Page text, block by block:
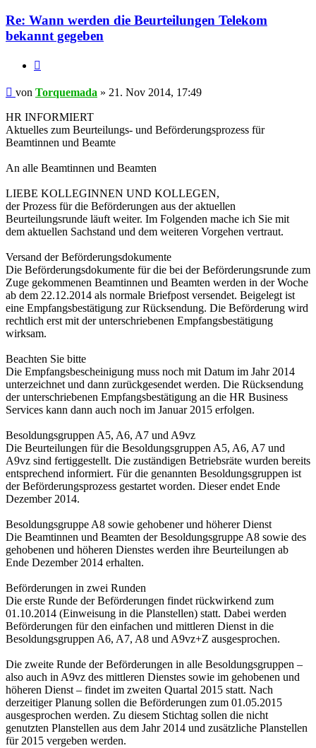
Re: Wann werden die Beurteilungen Telekom
bekannt gegeben
Beitrag
von Torquemada » 21. Nov 2014, 17:49
HR INFORMIERT
Aktuelles zum Beurteilungs- und Beförderungsprozess für
Beamtinnen und Beamte
An alle Beamtinnen und Beamten
LIEBE KOLLEGINNEN UND KOLLEGEN,
der Prozess für die Beförderungen aus der aktuellen
Beurteilungsrunde läuft weiter. Im Folgenden mache ich Sie mit
dem aktuellen Sachstand und dem weiteren Vorgehen vertraut.
Versand der Beförderungsdokumente
Die Beförderungsdokumente für die bei der Beförderungsrunde zum
Zuge gekommenen Beamtinnen und Beamten werden in der Woche
ab dem 22.12.2014 als normale Briefpost versendet. Beigelegt ist
eine Empfangsbestätigung zur Rücksendung. Die Beförderung wird
rechtlich erst mit der unterschriebenen Empfangsbestätigung
wirksam.
Beachten Sie bitte
Die Empfangsbescheinigung muss noch mit Datum im Jahr 2014
unterzeichnet und dann zurückgesendet werden. Die Rücksendung
der unterschriebenen Empfangsbestätigung an die HR Business
Services kann dann auch noch im Januar 2015 erfolgen.
Besoldungsgruppen A5, A6, A7 und A9vz
Die Beurteilungen für die Besoldungsgruppen A5, A6, A7 und
A9vz sind fertiggestellt. Die zuständigen Betriebsräte wurden bereits
entsprechend informiert. Für die genannten Besoldungsgruppen ist
der Beförderungsprozess gestartet worden. Dieser endet Ende
Dezember 2014.
Besoldungsgruppe A8 sowie gehobener und höherer Dienst
Die Beamtinnen und Beamten der Besoldungsgruppe A8 sowie des
gehobenen und höheren Dienstes werden ihre Beurteilungen ab
Ende Dezember 2014 erhalten.
Beförderungen in zwei Runden
Die erste Runde der Beförderungen findet rückwirkend zum
01.10.2014 (Einweisung in die Planstellen) statt. Dabei werden
Beförderungen für den einfachen und mittleren Dienst in die
Besoldungsgruppen A6, A7, A8 und A9vz+Z ausgesprochen.
Die zweite Runde der Beförderungen in alle Besoldungsgruppen –
also auch in A9vz des mittleren Dienstes sowie im gehobenen und
höheren Dienst – findet im zweiten Quartal 2015 statt. Nach
derzeitiger Planung sollen die Beförderungen zum 01.05.2015
ausgesprochen werden. Zu diesem Stichtag sollen die nicht
genutzten Planstellen aus dem Jahr 2014 und zusätzliche Planstellen
für 2015 vergeben werden.